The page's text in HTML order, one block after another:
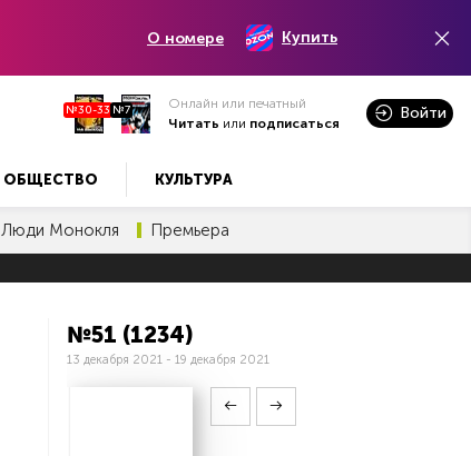
О номере Купить
№30-33 №7
Онлайн или печатный
Читать или подписаться
Войти
ОБЩЕСТВО КУЛЬТУРА
Люди Монокля Премьера
№51 (1234)
13 декабря 2021 - 19 декабря 2021